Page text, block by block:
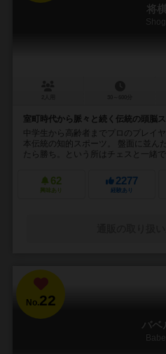
将棋
Shogi
室町時代から脈々と続く伝統の頭脳
中学生から高齢者までプロのプレイ
本伝統の知的スポーツ。 盤面に並ん
たら勝ち。という所はチェスと一緒
62
興味あり
2277
経験あり
No.22
バベ
Babel